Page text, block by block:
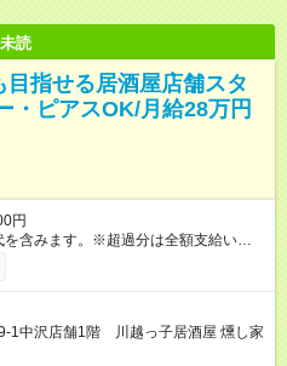
未読
指せる居酒屋店舗スタ
・ピアスOK/月給28万円
円
含みます。※超過分は全額支給いたし
円／月 みなし残業時間 36時間／月
■賞与あり ■前払い賞与あり
給（上限3万円/月） ■引越し手当 敷
料の初期費用+荷物運搬費を支給 ※規定
びに賞与から積立を行える(年利2%)
1中沢店舗1階 川越っ子居酒屋 燻し家